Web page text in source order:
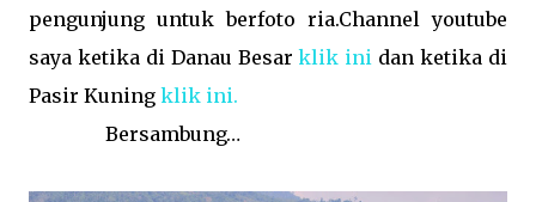
pengunjung untuk berfoto ria.Channel youtube
saya ketika di Danau Besarklik ini dan ketika di
Pasir Kuning klik ini.
Bersambung…